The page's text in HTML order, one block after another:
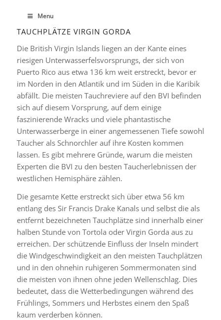
Menu
TAUCHPLÄTZE VIRGIN GORDA
Die British Virgin Islands liegen an der Kante eines
riesigen Unterwasserfelsvorsprungs, der sich von
Puerto Rico aus etwa 136 km weit erstreckt, bevor er
im Norden in den Atlantik und im Süden in die Karibik
abfällt. Die meisten Tauchreviere auf den BVI befinden
sich auf diesem Vorsprung, auf dem einige
faszinierende Wracks und viele phantastische
Unterwasserberge in einer angemessenen Tiefe sowohl
Taucher als Schnorchler auf ihre Kosten kommen
lassen. Es gibt mehrere Gründe, warum die meisten
Experten die BVI zu den besten Taucherlebnissen der
westlichen Hemisphäre zählen.
Die gesamte Kette erstreckt sich über etwa 56 km
entlang des Sir Francis Drake Kanals und selbst die als
entfernt bezeichneten Tauchplätze sind innerhalb einer
halben Stunde von Tortola oder Virgin Gorda aus zu
erreichen. Der schützende Einfluss der Inseln mindert
die Windgeschwindigkeit an den meisten Tauchplätzen
und in den ohnehin ruhigeren Sommermonaten sind
die meisten von ihnen ohne jeden Wellenschlag. Dies
bedeutet, dass die Wetterbedingungen während des
Frühlings, Sommers und Herbstes einem den Spaß
kaum verderben können.